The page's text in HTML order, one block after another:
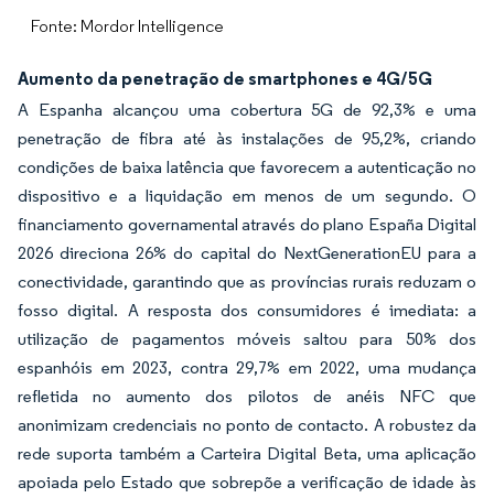
Fonte: Mordor Intelligence
Aumento da penetração de smartphones e 4G/5G
A Espanha alcançou uma cobertura 5G de 92,3% e uma
penetração de fibra até às instalações de 95,2%, criando
condições de baixa latência que favorecem a autenticação no
dispositivo e a liquidação em menos de um segundo. O
financiamento governamental através do plano España Digital
2026 direciona 26% do capital do NextGenerationEU para a
conectividade, garantindo que as províncias rurais reduzam o
fosso digital. A resposta dos consumidores é imediata: a
utilização de pagamentos móveis saltou para 50% dos
espanhóis em 2023, contra 29,7% em 2022, uma mudança
refletida no aumento dos pilotos de anéis NFC que
anonimizam credenciais no ponto de contacto. A robustez da
rede suporta também a Carteira Digital Beta, uma aplicação
apoiada pelo Estado que sobrepõe a verificação de idade às